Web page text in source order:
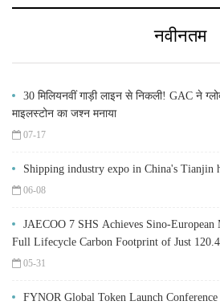
नवीनतम
30 मिलियनवीं गाड़ी लाइन से निकली! GAC ने
माइलस्टोन का जश्न मनाया
07-17
Shipping industry expo in China's Tianjin
06-08
JAECOO 7 SHS Achieves Sino-
Full Lifecycle Carbon Footprint of Just
05-31
FYNOR Global Token Launch